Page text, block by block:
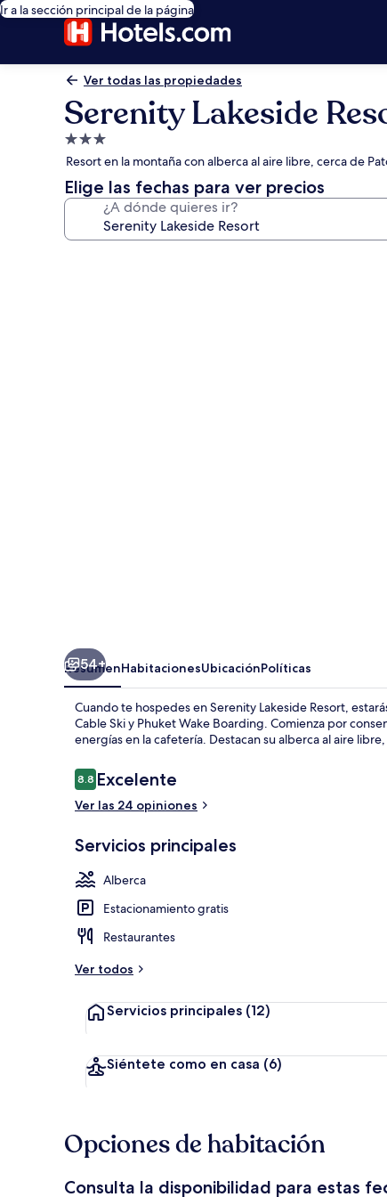
Ir a la sección principal de la página
Ver todas las propiedades
Serenity Lakeside
Propiedad
de
3.0
estrellas
Resort en la montaña con alberca al aire libre, cerca de
Elige las fechas para ver precios
¿A dónde quieres ir?
54+
ResumenHabitacionesUbicaciónPolíticas
Cuando te hospedes en Serenity Lakeside Resort,
Cable Ski y Phuket Wake Boarding. Comienza por
energías en la cafetería. Destacan su alberca al aire
Opiniones
8.88.8 de 10,
Excelente
Ver las 24 opiniones
Servicios principales
Alberca
Estacionamiento gratis
Restaurantes
Ver todos
Servicios principales (12)
Siéntete como en casa (6)
Opciones de habitación
Consulta la disponibilidad para estas